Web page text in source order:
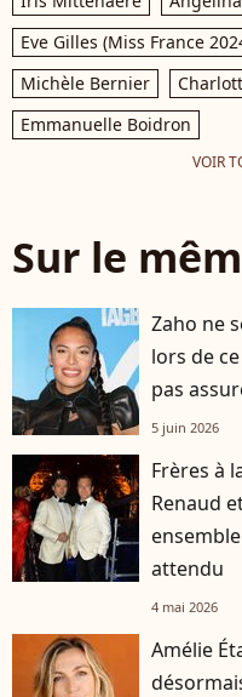
Eve Gilles (Miss France
Michèle Bernier
Emmanuelle Boidron
VOIR
Sur le
Zaho ne
lors de
pas
5 juin 2026
Frères à
Renaud
attendu
4 mai 2026
Amélie